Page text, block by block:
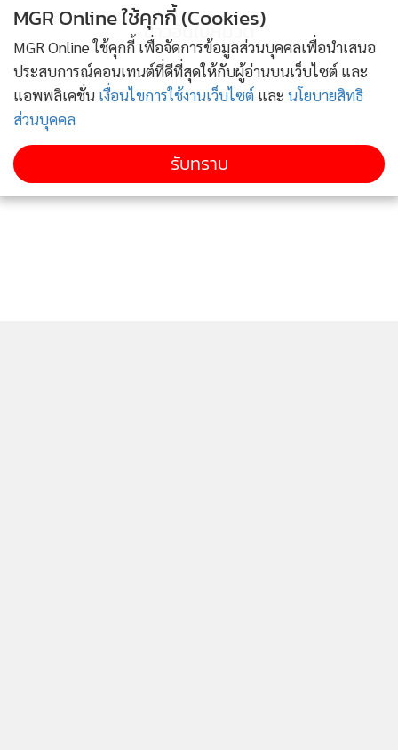
ต่างๆ ที่อาจจะเกิดขึ้นในอนาคต ด้วยอัตราส่วนเงินสำรองหนี้สูญ
ต่อหนี้ที่ไม่ก่อให้เกิดรายได้ (Loan Loss Coverage Ratio) ที่
224.0%
สำหรับผลประกอบการงวดครึ่งปีแรกของปี 2566 กำไรสุทธิมี
จำนวน 3,646 ล้านบาท ทรงตัวจากครึ่งปีแรกของปี 2565 โดย
รายได้ดอกเบี้ยสุทธิเติบโต 8.7% ตามการเติบโตของเงินให้สิน
เชื่อ ในขณะที่รายได้ที่มิใช่ดอกเบี้ยลดลง 3.5% จากรายได้ค่า
ข่าวอื่นในหมวด
MGR Online ใช้คุกกี้ (Cookies)
MGR Online ใช้คุกกี้ เพื่อจัดการข้อมูลส่วนบุคคลเพื่อนำเสนอ
ประสบการณ์คอนเทนต์ที่ดีที่สุดให้กับผู้อ่านบนเว็บไซต์ และ
แอพพลิเคชั่น เงื่อนไขการใช้งานเว็บไซต์ และ นโยบายสิทธิ
ส่วนบุคคล
รับทราบ